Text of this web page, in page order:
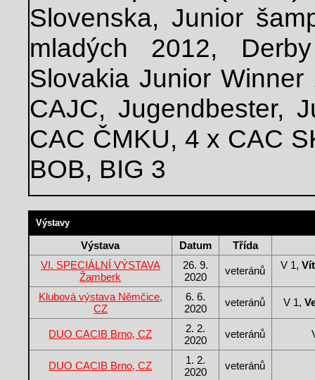
Slovenska, Junior
mladých 2012,
Slovakia Junior
CAJC, Jugendbester,
CAC ČMKU, 4 x CAC
BOB, BIG 3
Výstavy
Výstava Datum
Třída
VI. SPECIÁLNÍ VÝSTAVA
Žamberk
26. 9.
2020
veteránů V 1,
Klubová výstava Němčice,
CZ
6. 6.
2020
veteránů V 1,
DUO CACIB Brno, CZ
2. 2.
2020
veteránů
DUO CACIB Brno, CZ
1. 2.
2020
veteránů